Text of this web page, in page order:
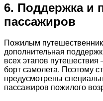
6. Поддержка и
пассажиров
Пожилым
дополнительная
всех этапов путешествия
борт самолета. Поэтому
предусмотрены
пассажиров пожилого